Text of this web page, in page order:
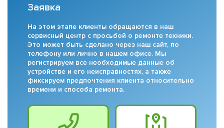
Заявка
На этом этапе клиенты обращаются в наш
сервисный центр с просьбой о ремонте техники.
Это может быть сделано через наш сайт, по
телефону или лично в нашем офисе. Мы
регистрируем все необходимые данные об
устройстве и его неисправностях, а также
фиксируем предпочтения клиента относительно
времени и способа ремонта.